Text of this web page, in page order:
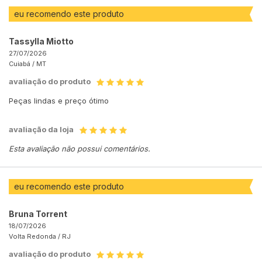
eu recomendo este produto
Tassylla Miotto
27/07/2026
Cuiabá / MT
avaliação do produto
Peças lindas e preço ótimo
avaliação da loja
Esta avaliação não possui comentários.
eu recomendo este produto
Bruna Torrent
18/07/2026
Volta Redonda / RJ
avaliação do produto